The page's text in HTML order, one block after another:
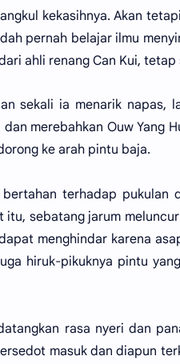
kekasihnya. Akan
pernah belajar ilmu
ahli renang Can Kui, tetap
sekali ia menarik napas,
merebahkan Ouw Yang
ke arah pintu baja.
terhadap pukulan
sebatang jarum
menghindar karena
hiruk-pikuknya pintu
rasa nyeri dan
masuk dan diapun